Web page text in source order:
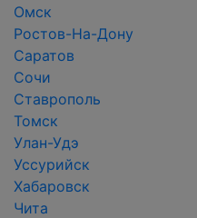
Омск
Ростов-На-Дону
Саратов
Сочи
Ставрополь
Томск
Улан-Удэ
Уссурийск
Хабаровск
Чита